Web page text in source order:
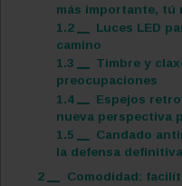
más importante, tú
1.2
Luces LED
camino
1.3
Timbre y
preocupaciones
1.4
Espejos
nueva perspectiva
1.5
Candado
la defensa definitiva
2
Comodidad: